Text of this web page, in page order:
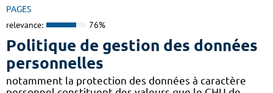
PAGES
relevance: 76%
Politique de gestion des données
personnelles
notamment la protection des données à caractère